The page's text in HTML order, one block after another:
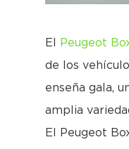
El Peugeot
de los
enseña gala,
amplia
El Peugeot